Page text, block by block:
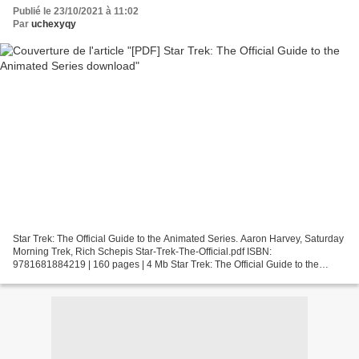
Publié le 23/10/2021 à 11:02
Par uchexyqy
Star Trek: The Official Guide to the Animated Series. Aaron Harvey, Saturday
Morning Trek, Rich Schepis Star-Trek-The-Official.pdf ISBN:
9781681884219 | 160 pages | 4 Mb Star Trek: The Official Guide to the